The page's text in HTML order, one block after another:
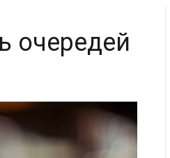
очередей